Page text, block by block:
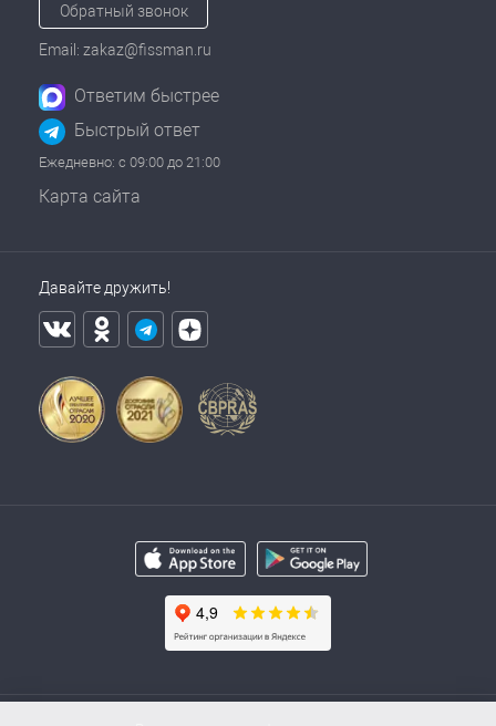
Обратный звонок
Email: zakaz@fissman.ru
Ответим быстрее
Быстрый ответ
Ежедневно: с 09:00 до 21:00
Карта сайта
Давайте дружить!